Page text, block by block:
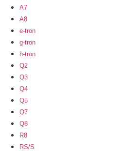
A7
A8
e-tron
g-tron
h-tron
Q2
Q3
Q4
Q5
Q7
Q8
R8
RS/S